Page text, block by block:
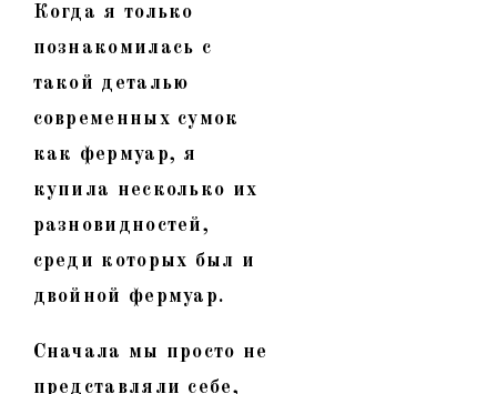
Когда я только
познакомилась с
такой деталью
современных сумок
как фермуар, я
купила несколько их
разновидностей,
среди которых был и
двойной фермуар.
Сначала мы просто не
представляли себе,